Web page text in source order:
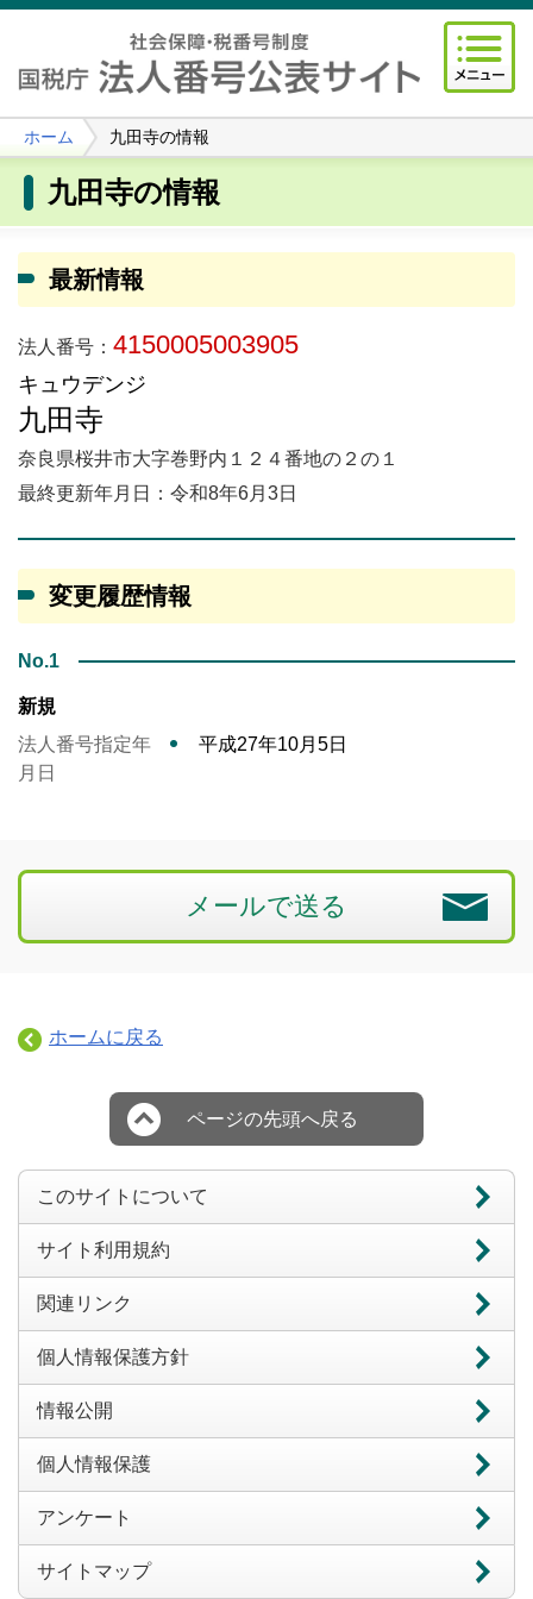
ホーム 九田寺の情報
九田寺の情報
最新情報
法人番号： 4150005003905
キュウデンジ
九田寺
奈良県桜井市大字巻野内１２４番地の２の１
最終更新年月日：令和8年6月3日
変更履歴情報
No.1
新規
法人番号指定年
月日
平成27年10月5日
メールで送る
ホームに戻る
ページの先頭へ戻る
このサイトについて
サイト利用規約
関連リンク
個人情報保護方針
情報公開
個人情報保護
アンケート
サイトマップ